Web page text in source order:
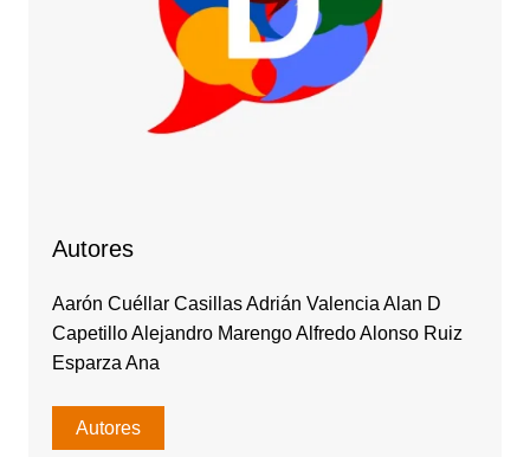
Autores
Aarón Cuéllar Casillas Adrián Valencia Alan D
Capetillo Alejandro Marengo Alfredo Alonso Ruiz
Esparza Ana
Autores